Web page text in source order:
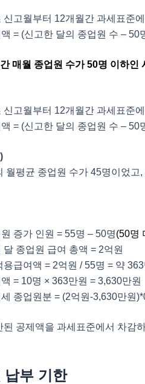
신고월부터 12개월간 과세표준
= (신고한 달의 종업원 수 – 50
매월 종업원 수가 50명 이하인
신고월부터 12개월간 과세표준
= (신고한 달의 종업원 수 – 50
월평균 종업원 수가 45명이었고
증가 인원 = 55명 – 50명(50명
달 종업원 급여 총액 = 2억원
용급여액 = 2억원 / 55명 = 약 363
= 10명 × 363만원 = 3,630만원
종업원분 = (2억원-3,630만원
된 공제액을 과세표준에서 차감
납부 기한